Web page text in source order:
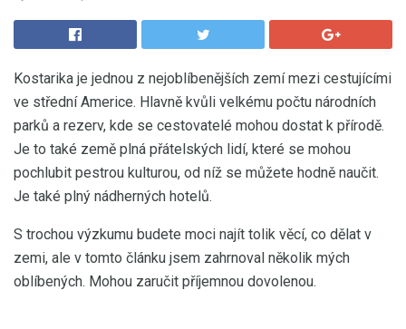
Kostarika je jednou z nejoblíbenějších zemí mezi cestujícími
ve střední Americe. Hlavně kvůli velkému počtu národních
parků a rezerv, kde se cestovatelé mohou dostat k přírodě.
Je to také země plná přátelských lidí, které se mohou
pochlubit pestrou kulturou, od níž se můžete hodně naučit.
Je také plný nádherných hotelů.
S trochou výzkumu budete moci najít tolik věcí, co dělat v
zemi, ale v tomto článku jsem zahrnoval několik mých
oblíbených. Mohou zaručit příjemnou dovolenou.